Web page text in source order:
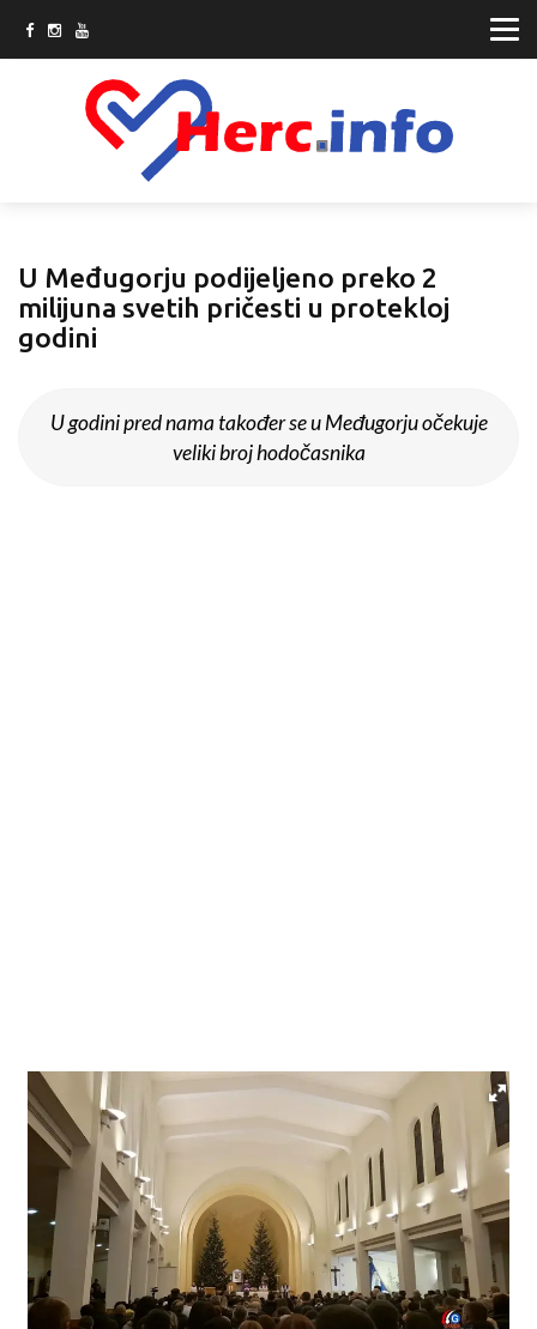
U Međugorju podijeljeno preko 2
milijuna svetih pričesti u protekloj
godini
U godini pred nama također se u Međugorju očekuje
veliki broj hodočasnika